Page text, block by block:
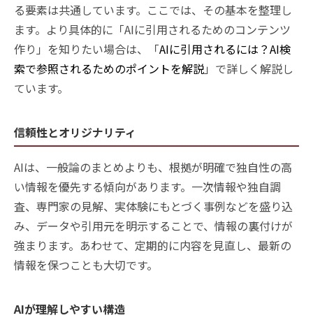
る要素は共通しています。ここでは、その基本を整理し
ます。より具体的に「AIに引用されるためのコンテンツ
作り」を知りたい場合は、「AIに引用されるには？AI検
索で参照されるためのポイントを解説」で詳しく解説し
ています。
信頼性とオリジナリティ
AIは、一般論のまとめよりも、根拠が明確で独自性の高
い情報を優先する傾向があります。一次情報や独自調
査、専門家の見解、実体験にもとづく事例などを盛り込
み、データや引用元を明示することで、情報の裏付けが
強まります。あわせて、定期的に内容を見直し、最新の
情報を保つことも大切です。
AIが理解しやすい構造